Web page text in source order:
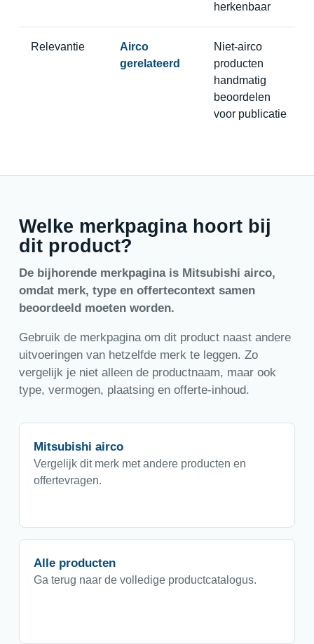
herkenbaar
Relevantie
Airco
gerelateerd
Niet-airco
producten
handmatig
beoordelen
voor publicatie
Welke merkpagina hoort bij
dit product?
De bijhorende merkpagina is Mitsubishi airco,
omdat merk, type en offertecontext samen
beoordeeld moeten worden.
Gebruik de merkpagina om dit product naast andere
uitvoeringen van hetzelfde merk te leggen. Zo
vergelijk je niet alleen de productnaam, maar ook
type, vermogen, plaatsing en offerte-inhoud.
Mitsubishi airco
Vergelijk dit merk met andere producten en
offertevragen.
Alle producten
Ga terug naar de volledige productcatalogus.